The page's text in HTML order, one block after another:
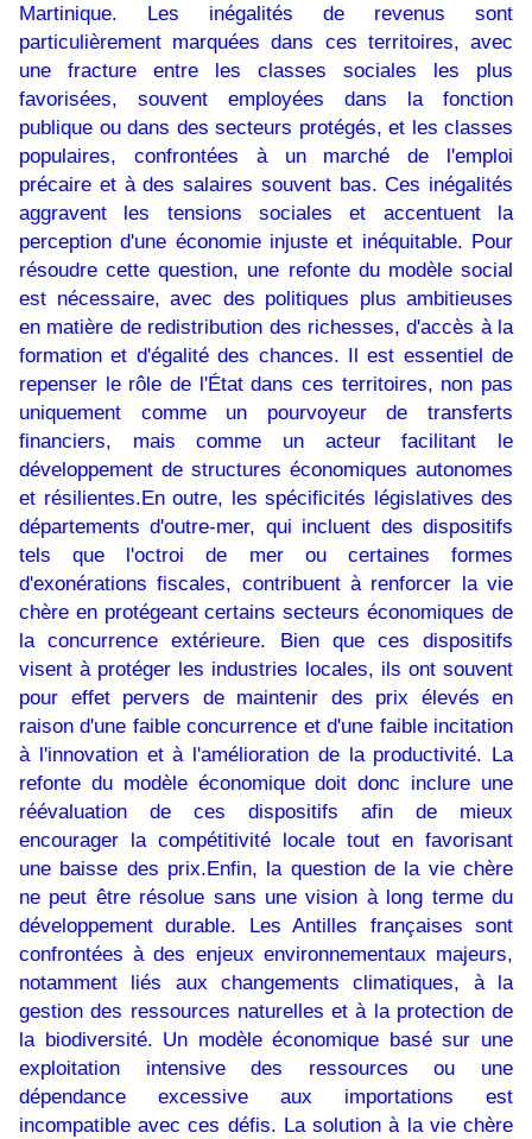
Martinique. Les inégalités de revenus sont
particulièrement marquées dans ces territoires, avec
une fracture entre les classes sociales les plus
favorisées, souvent employées dans la fonction
publique ou dans des secteurs protégés, et les classes
populaires, confrontées à un marché de l'emploi
précaire et à des salaires souvent bas. Ces inégalités
aggravent les tensions sociales et accentuent la
perception d'une économie injuste et inéquitable. Pour
résoudre cette question, une refonte du modèle social
est nécessaire, avec des politiques plus ambitieuses
en matière de redistribution des richesses, d'accès à la
formation et d'égalité des chances. Il est essentiel de
repenser le rôle de l'État dans ces territoires, non pas
uniquement comme un pourvoyeur de transferts
financiers, mais comme un acteur facilitant le
développement de structures économiques autonomes
et résilientes.En outre, les spécificités législatives des
départements d'outre-mer, qui incluent des dispositifs
tels que l'octroi de mer ou certaines formes
d'exonérations fiscales, contribuent à renforcer la vie
chère en protégeant certains secteurs économiques de
la concurrence extérieure. Bien que ces dispositifs
visent à protéger les industries locales, ils ont souvent
pour effet pervers de maintenir des prix élevés en
raison d'une faible concurrence et d'une faible incitation
à l'innovation et à l'amélioration de la productivité. La
refonte du modèle économique doit donc inclure une
réévaluation de ces dispositifs afin de mieux
encourager la compétitivité locale tout en favorisant
une baisse des prix.Enfin, la question de la vie chère
ne peut être résolue sans une vision à long terme du
développement durable. Les Antilles françaises sont
confrontées à des enjeux environnementaux majeurs,
notamment liés aux changements climatiques, à la
gestion des ressources naturelles et à la protection de
la biodiversité. Un modèle économique basé sur une
exploitation intensive des ressources ou une
dépendance excessive aux importations est
incompatible avec ces défis. La solution à la vie chère